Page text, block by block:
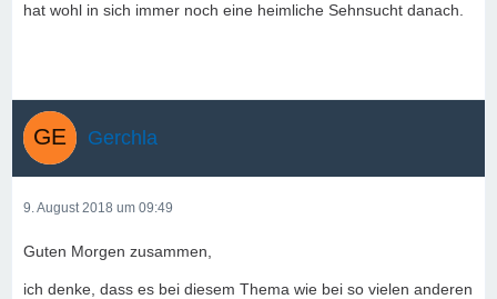
hat wohl in sich immer noch eine heimliche Sehnsucht danach.
Gerchla
9. August 2018 um 09:49
Guten Morgen zusammen,
ich denke, dass es bei diesem Thema wie bei so vielen anderen